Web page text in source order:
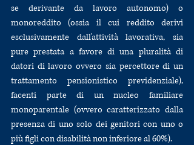
se derivante da lavoro autonomo) o
monoreddito (ossia il cui reddito derivi
esclusivamente dall'attività lavorativa, sia
pure prestata a favore di una pluralità di
datori di lavoro ovvero sia percettore di un
trattamento pensionistico previdenziale),
facenti parte di un nucleo familiare
monoparentale (ovvero caratterizzato dalla
presenza di uno solo dei genitori con uno o
più figli con disabilità non inferiore al 60%).